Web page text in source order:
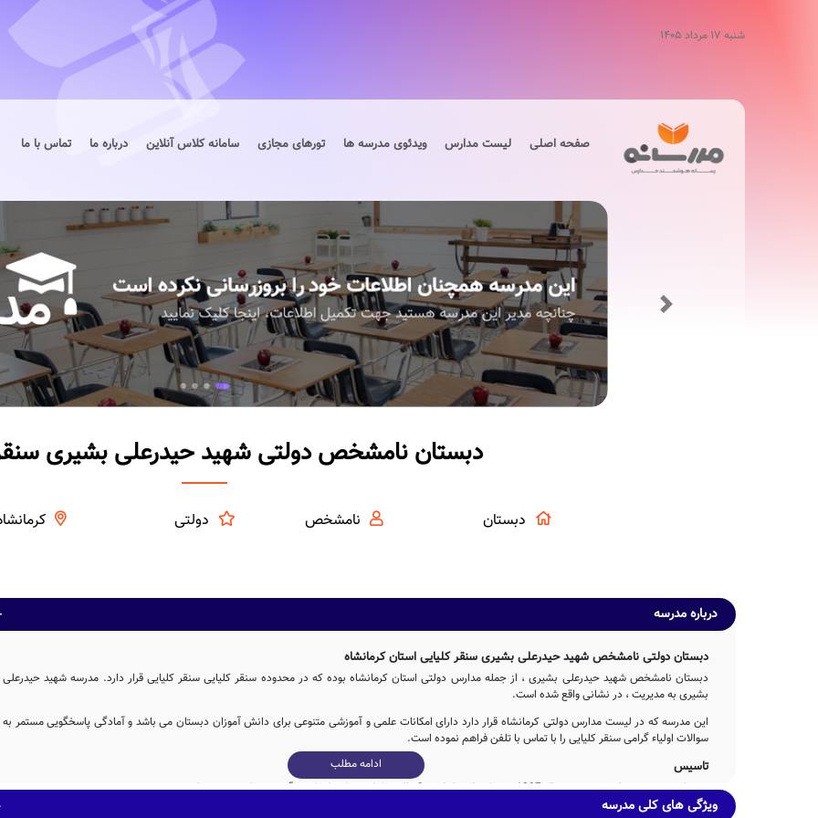
شنبه ۱۷ مرداد ۱۴۰۵
صفحه اصلی لیست مدارس ویدئوی مدرسه ها تورهای مجازی سامانه کلاس آنلاین درباره ما تماس با ما
Next
دبستان نامشخص دولتی شهید حیدرعلی بشیری
دبستان نامشخص دولتی
درباره مدرسه
دبستان دولتی نامشخص شهید حیدرعلی بشیری سنقر کلیایی استان کرمانشاه
دبستان نامشخص شهید حیدرعلی بشیری ، از جمله مدارس دولتی استان کرمانشاه بوده که در محدوده سنقر کلیایی سنقر کلیایی قرار دارد. مدرسه شهید حیدرعلی
بشیری به مدیریت ، در نشانی واقع شده است.
این مدرسه که در لیست مدارس دولتی کرمانشاه قرار دارد دارای امکانات علمی و آموزشی متنوعی برای دانش آموزان دبستان می باشد و آمادگی پاسخگویی مستمر به
سوالات اولیاء گرامی سنقر کلیایی را با تماس با تلفن فراهم نموده است.
تاسیس
دبستان شهید حیدرعلی بشیری در سال 1387 توسط دولت با تلاش 3ساله عوامل مختلف اجرایی و آموزشی تاسیس شده است.
ادامه مطلب
ویژگی های کلی مدرسه